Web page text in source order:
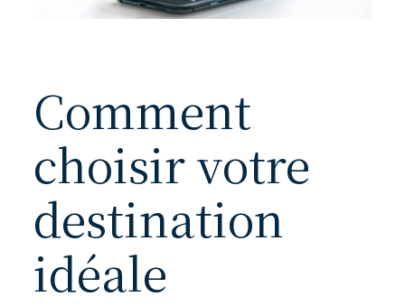
Comment
choisir votre
destination
idéale